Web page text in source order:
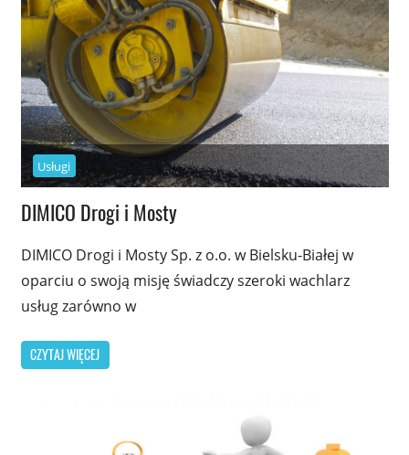
Usługi
DIMICO Drogi i Mosty
DIMICO Drogi i Mosty Sp. z o.o. w Bielsku-Białej w
oparciu o swoją misję świadczy szeroki wachlarz
usług zarówno w
CZYTAJ WIĘCEJ